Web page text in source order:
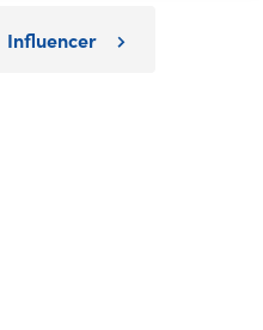
Influencer